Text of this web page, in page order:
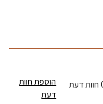
(0 חוות דעת
הוספת חוות
דעת